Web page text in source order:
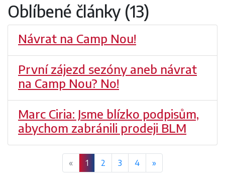
Oblíbené články (13)
Návrat na Camp Nou!
První zájezd sezóny aneb návrat
na Camp Nou? No!
Marc Ciria: Jsme blízko podpisům,
abychom zabránili prodeji BLM
« 1 2 3 4 »